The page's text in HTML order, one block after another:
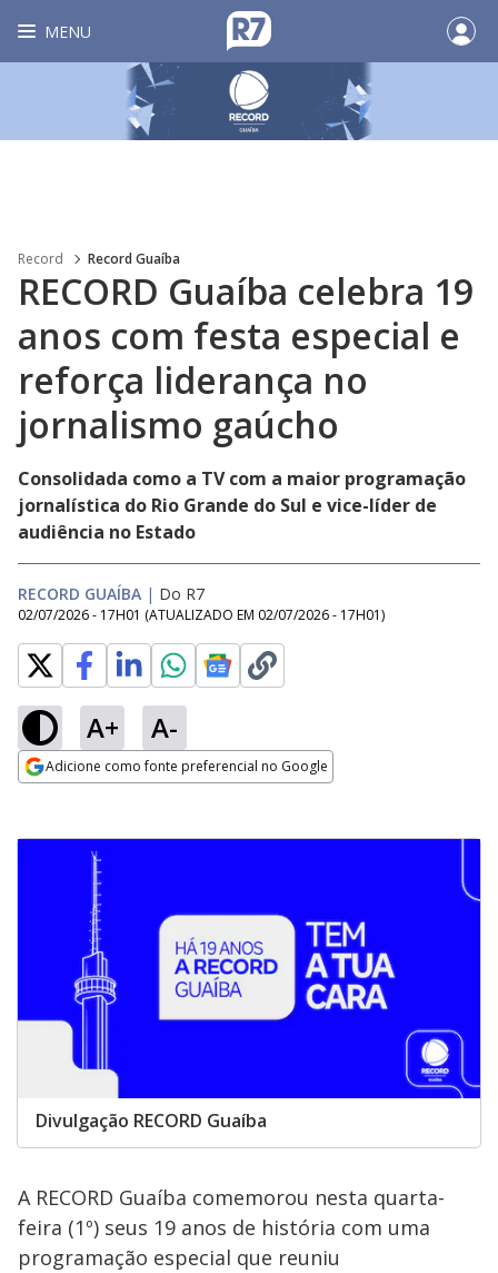
MENU
Record Record Guaíba
RECORD Guaíba celebra 19
anos com festa especial e
reforça liderança no
jornalismo gaúcho
Consolidada como a TV com a maior programação
jornalística do Rio Grande do Sul e vice-líder de
audiência no Estado
RECORD GUAÍBA | Do R7
02/07/2026 - 17H01 (ATUALIZADO EM 02/07/2026 - 17H01)
A+ A-
Adicione como fonte preferencial no Google
Divulgação RECORD Guaíba
A RECORD Guaíba comemorou nesta quarta-
feira (1º) seus 19 anos de história com uma
programação especial que reuniu